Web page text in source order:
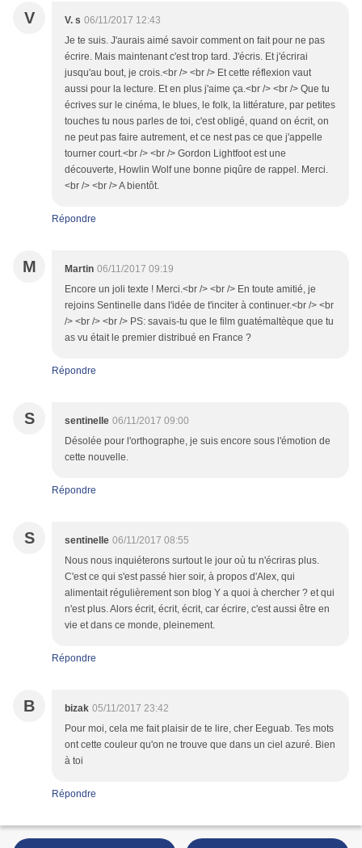
V V. s 06/11/2017 12:43
Je te suis. J'aurais aimé savoir comment on fait pour ne pas
écrire. Mais maintenant c'est trop tard. J'écris. Et j'écrirai
jusqu'au bout, je crois.<br /> <br /> Et cette réflexion vaut
aussi pour la lecture. Et en plus j'aime ça.<br /> <br /> Que tu
écrives sur le cinéma, le blues, le folk, la littérature, par petites
touches tu nous parles de toi, c'est obligé, quand on écrit, on
ne peut pas faire autrement, et ce nest pas ce que j'appelle
tourner court.<br /> <br /> Gordon Lightfoot est une
découverte, Howlin Wolf une bonne piqûre de rappel. Merci.
<br /> <br /> A bientôt.
Répondre
M Martin 06/11/2017 09:19
Encore un joli texte ! Merci.<br /> <br /> En toute amitié, je
rejoins Sentinelle dans l'idée de t'inciter à continuer.<br /> <br
/> <br /> <br /> PS: savais-tu que le film guatémaltèque que tu
as vu était le premier distribué en France ?
Répondre
S sentinelle 06/11/2017 09:00
Désolée pour l'orthographe, je suis encore sous l'émotion de
cette nouvelle.
Répondre
S sentinelle 06/11/2017 08:55
Nous nous inquiéterons surtout le jour où tu n'écriras plus.
C'est ce qui s'est passé hier soir, à propos d'Alex, qui
alimentait régulièrement son blog Y a quoi à chercher ? et qui
n'est plus. Alors écrit, écrit, écrit, car écrire, c'est aussi être en
vie et dans ce monde, pleinement.
Répondre
B bizak 05/11/2017 23:42
Pour moi, cela me fait plaisir de te lire, cher Eeguab. Tes mots
ont cette couleur qu'on ne trouve que dans un ciel azuré. Bien
à toi
Répondre